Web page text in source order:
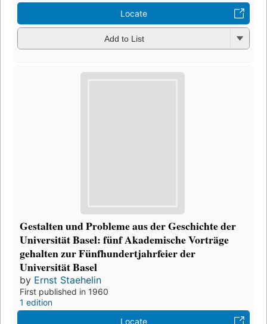
Locate
Add to List
Gestalten und Probleme aus der Geschichte der
Universität Basel: fünf Akademische Vorträge
gehalten zur Fünfhundertjahrfeier der
Universität Basel
by Ernst Staehelin
First published in 1960
1 edition
Locate